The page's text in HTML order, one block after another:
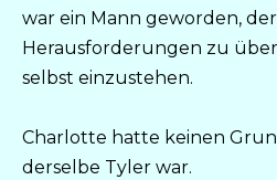
war ein Mann geworden,
Herausforderungen zu
selbst einzustehen.
Charlotte hatte keinen
derselbe Tyler war.